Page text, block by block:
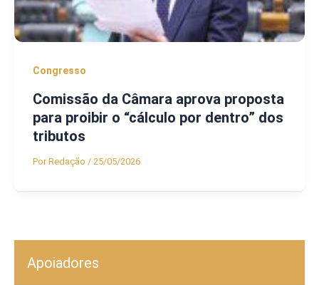
Congresso
Comissão da Câmara aprova proposta
para proibir o “cálculo por dentro” dos
tributos
PorRedação / 25/05/2026
Apoiadores